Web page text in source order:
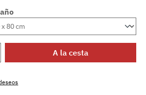
producto: introduce la
A la cesta